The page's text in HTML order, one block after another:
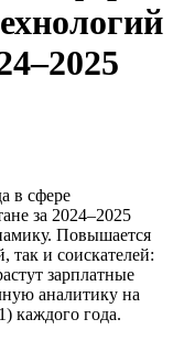
в сфере
за 2024–2025
Повышается
так и соискателей:
зарплатные
аналитику на
каждого года.